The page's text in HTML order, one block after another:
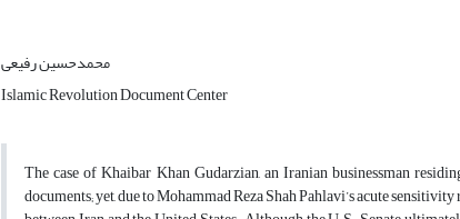
محمدحسین رفیعی
Islamic Revolution Document Center
The case of Khaibar Khan Gudarzian, an Iranian businessman
documents; yet, due to Mohammad Reza Shah Pahlavi’s acute